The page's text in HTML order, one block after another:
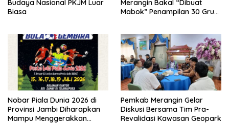
Budaya Nasional PKJM Luar
Biasa
Merangin Bakal “Dibuat
Mabok” Penampilan 30 Grup
Nobar Piala Dunia 2026 di
Provinsi Jambi Diharapkan
Mampu Menggerakkan
Pemkab Merangin Gelar
Diskusi Bersama Tim Pra-
Revalidasi Kawasan Geopark